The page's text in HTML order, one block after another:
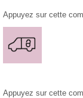
Appuyez sur cette
Appuyez sur cette